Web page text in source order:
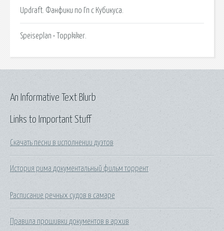
Updraft. Фанфики по Гп с Кубикуса.
Speiseplan • Toppkiker.
Links to Important Stuff
Скачать песни в исполнении дуэтов
История рима документальный фильм торрент
Расписание речных судов в самаре
Правила прошивки документов в архив
An Informative Text Blurb